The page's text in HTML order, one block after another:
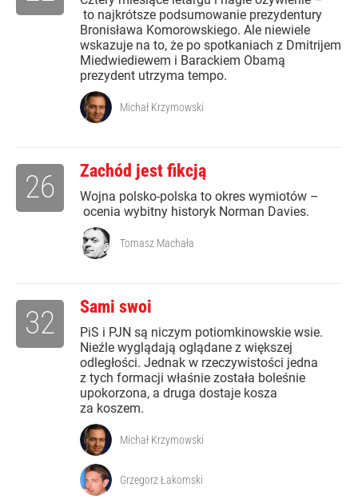
to najkrótsze podsumowanie prezydentury
Bronisława Komorowskiego. Ale niewiele
wskazuje na to, że po spotkaniach z Dmitrijem
Miedwiediewem i Barackiem Obamą
prezydent utrzyma tempo.
Michał Krzymowski
Zachód jest fikcją
Wojna polsko-polska to okres wymiotów –
ocenia wybitny historyk Norman Davies.
26
Tomasz Machała
Sami swoi
PiS i PJN są niczym potiomkinowskie wsie.
Nieźle wyglądają oglądane z większej
odległości. Jednak w rzeczywistości jedna
z tych formacji właśnie została boleśnie
upokorzona, a druga dostaje kosza
za koszem.
32
Michał Krzymowski
Grzegorz Łakomski